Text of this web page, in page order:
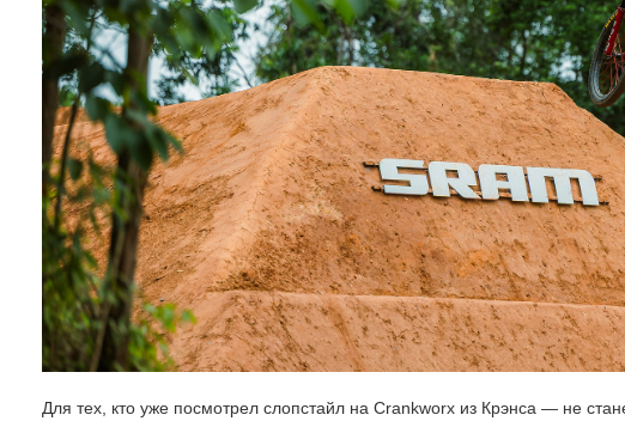
Для тех, кто уже посмотрел слопстайл на Crankworx из Крэнса — не